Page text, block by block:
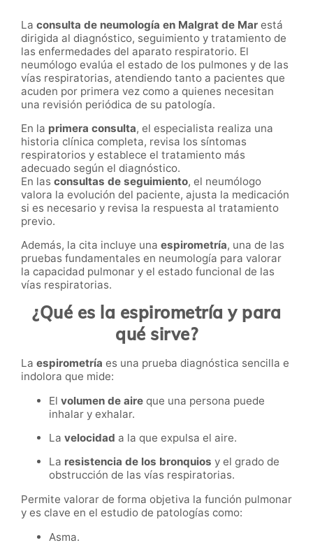
La consulta de neumología en Malgrat de Mar está
dirigida al diagnóstico, seguimiento y tratamiento de
las enfermedades del aparato respiratorio. El
neumólogo evalúa el estado de los pulmones y de las
vías respiratorias, atendiendo tanto a pacientes que
acuden por primera vez como a quienes necesitan
una revisión periódica de su patología.
En la primera consulta, el especialista realiza una
historia clínica completa, revisa los síntomas
respiratorios y establece el tratamiento más
adecuado según el diagnóstico.
En las consultas de seguimiento, el neumólogo
valora la evolución del paciente, ajusta la medicación
si es necesario y revisa la respuesta al tratamiento
previo.
Además, la cita incluye una espirometría, una de las
pruebas fundamentales en neumología para valorar
la capacidad pulmonar y el estado funcional de las
vías respiratorias.
¿Qué es la espirometría y para
qué sirve?
La espirometría es una prueba diagnóstica sencilla e
indolora que mide:
El volumen de aire que una persona puede
inhalar y exhalar.
La velocidad a la que expulsa el aire.
La resistencia de los bronquios y el grado de
obstrucción de las vías respiratorias.
Permite valorar de forma objetiva la función pulmonar
y es clave en el estudio de patologías como:
Asma.